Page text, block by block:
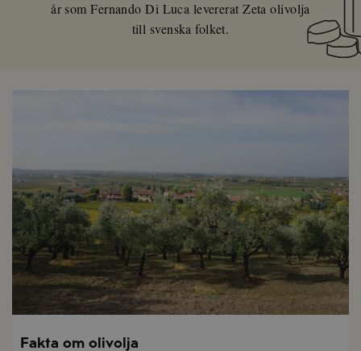
år som Fernando Di Luca levererat Zeta olivolja
till svenska folket.
Fakta om olivolja